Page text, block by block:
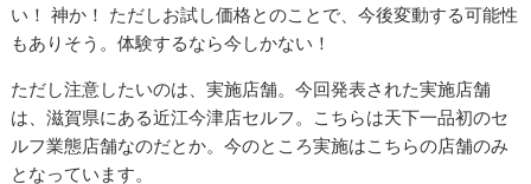
い！ 神か！ ただしお試し価格とのことで、今後変動する可能性
もありそう。体験するなら今しかない！
ただし注意したいのは、実施店舗。今回発表された実施店舗
は、滋賀県にある近江今津店セルフ。こちらは天下一品初のセ
ルフ業態店舗なのだとか。今のところ実施はこちらの店舗のみ
となっています。